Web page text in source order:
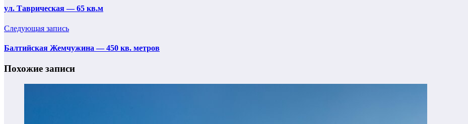
ул. Таврическая — 65 кв.м
Следующая запись
Балтийская Жемчужина — 450 кв. метров
Похожие записи